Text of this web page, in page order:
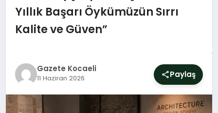
MAGAZIN
YAŞAM
DÜNYA
Yıllık Başarı Öykümüzün Sırrı
Kalite ve Güven”
Gazete Kocaeli
11 Haziran 2026 Paylaş